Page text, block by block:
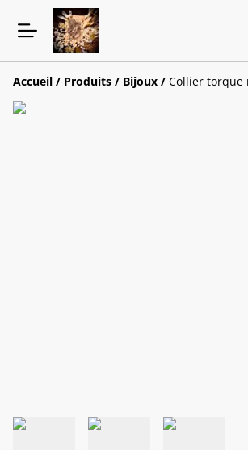
Accueil / Produits / Bijoux / Collier torque